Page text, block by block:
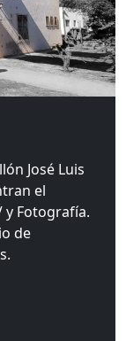
José Luis
el
y Fotografía.
de